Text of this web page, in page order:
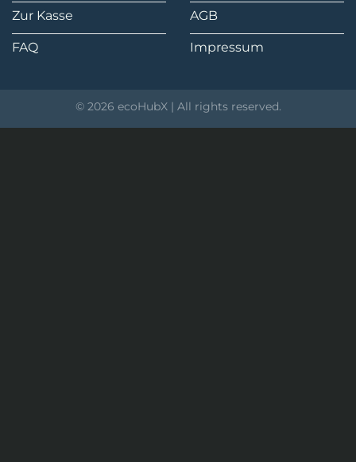
Zur Kasse
FAQ
AGB
Impressum
© 2026 ecoHubX | All rights reserved.